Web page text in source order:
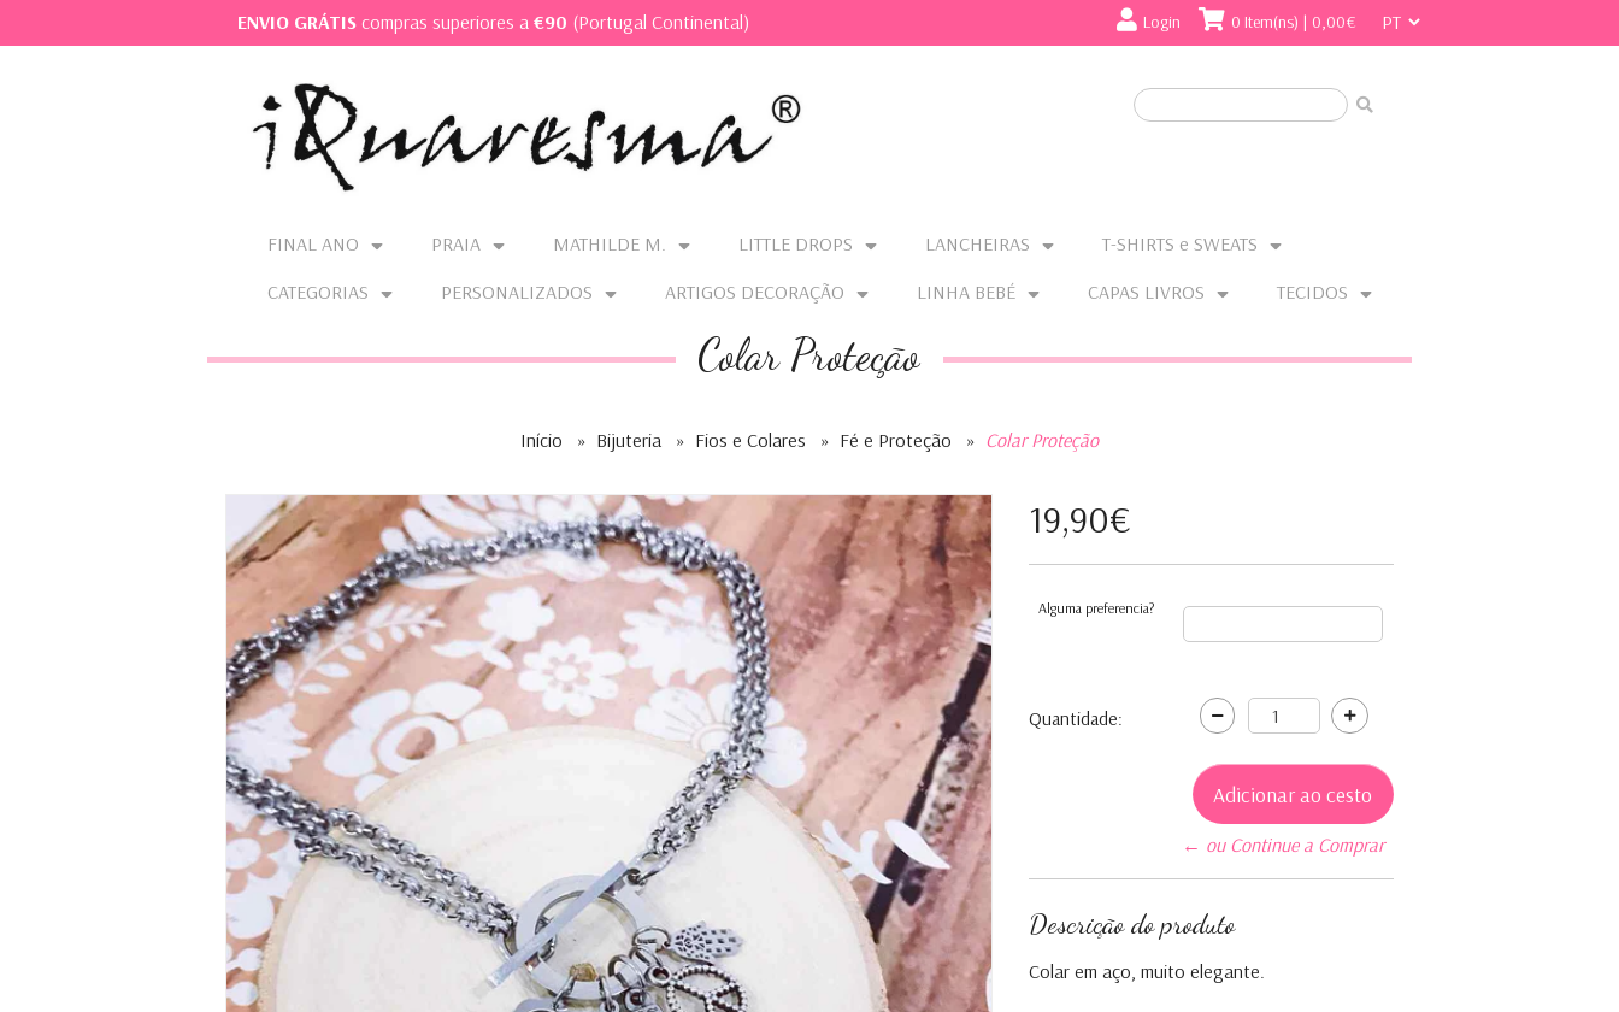
ENVIO GRÁTIS compras superiores a €90 (Portugal Continental) 0 Item(ns) | 0,00€
Login
FINAL ANO PRAIA MATHILDE M. LITTLE DROPS LANCHEIRAS
T-SHIRTS e SWEATS
CATEGORIAS
PERSONALIZADOS ARTIGOS DECORAÇÃO LINHA BEBÉ CAPAS LIVROS TECIDOS
Colar Proteção
Início » Bijuteria » Fios e Colares » Fé e Proteção » Colar Proteção
19,90€
Alguma preferencia?
Quantidade:
← ou Continue a Comprar
Descrição do produto
Colar em aço, muito elegante.